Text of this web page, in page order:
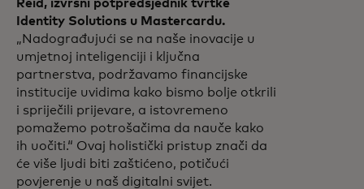
Reid, izvršni potpredsjednik tvrtke
Identity Solutions u Mastercardu.
„Nadograđujući se na naše inovacije u
umjetnoj inteligenciji i ključna
partnerstva, podržavamo financijske
institucije uvidima kako bismo bolje otkrili
i spriječili prijevare, a istovremeno
pomažemo potrošačima da nauče kako
ih uočiti.“ Ovaj holistički pristup znači da
će više ljudi biti zaštićeno, potičući
povjerenje u naš digitalni svijet.